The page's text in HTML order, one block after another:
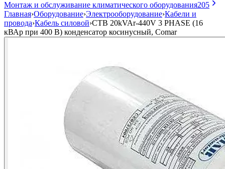
Монтаж и обслуживание климатического оборудования205
Главная›Оборудование›Электрооборудование›Кабели и
провода›Кабель силовой›CTB 20kVAr-440V 3 PHASE (16
кВАр при 400 В) конденсатор косинусный, Comar